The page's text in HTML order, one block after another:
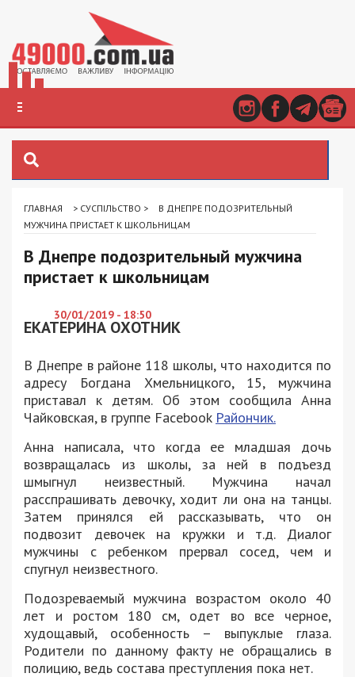
ГЛАВНАЯ > СУСПІЛЬСТВО >
В ДНЕПРЕ ПОДОЗРИТЕЛЬНЫЙ
МУЖЧИНА ПРИСТАЕТ К ШКОЛЬНИЦАМ
В Днепре подозрительный мужчина
пристает к школьницам
30/01/2019 - 18:50
ЕКАТЕРИНА ОХОТНИК
В Днепре в районе 118 школы, что находится по
адресу Богдана Хмельницкого, 15, мужчина
приставал к детям. Об этом сообщила Анна
Чайковская,в группе Facebook Райончик.
Анна написала, что когда ее младшая дочь
возвращалась из школы, за ней в подъезд
шмыгнул неизвестный. Мужчина начал
расспрашивать девочку, ходит ли она на танцы.
Затем принялся ей рассказывать, что он
подвозит девочек на кружки и т.д. Диалог
мужчины с ребенком прервал сосед, чем и
спугнул неизвестного.
Подозреваемый мужчина возрастом около 40
лет и ростом 180 см, одет во все черное,
худощавый, особенность – выпуклые глаза.
Родители по данному факту не обращались в
полицию, ведь состава преступления пока нет.